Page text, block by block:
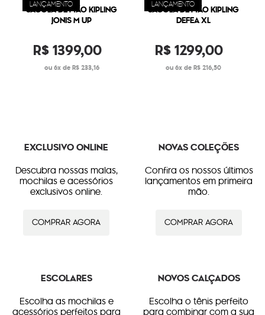
LANÇAMENTO
SACOLA DE MÃO KIPLING
JONIS M UP
R$1399,00
6 R$ 233,16
LANÇAMENTO
SACOLA DE MÃO KIPLING
DEFEA XL
R$1299,00
6 R$216,50
EXCLUSIVO ONLINE
Descubra nossas malas,
mochilas e acessórios
exclusivos online.
COMPRAR AGORA
NOVAS COLEÇÕES
Confira os nossos últimos
lançamentos em primeira
mão.
COMPRAR AGORA
ESCOLARES
Escolha as mochilas e
NOVOS CALÇADOS
Escolha o tênis perfeito